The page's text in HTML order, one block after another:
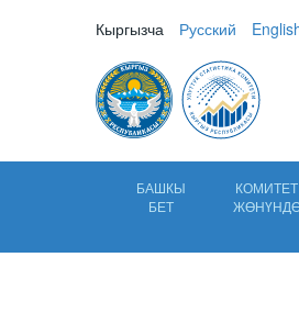
Кыргызча Русский
БАШКЫ
БЕТ
КОМИТЕТ